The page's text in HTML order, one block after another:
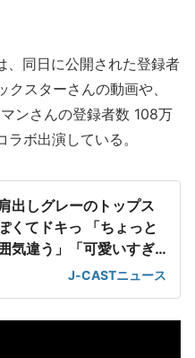
同日に公開された登録者
スターさんの動画や、
ンさんの登録者数 108万
ボ出演している。
出しグレーのトップス
くてドキっ 「ちょっと
気違う」「可愛いすぎ
J-CASTニュース